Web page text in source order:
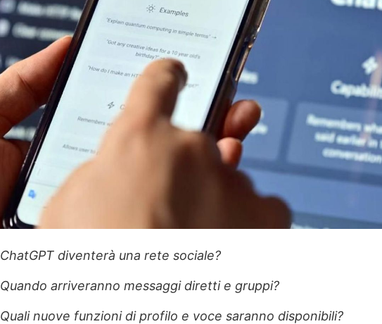
ChatGPT diventerà una rete sociale?
Quando arriveranno messaggi diretti e gruppi?
Quali nuove funzioni di profilo e voce saranno disponibili?